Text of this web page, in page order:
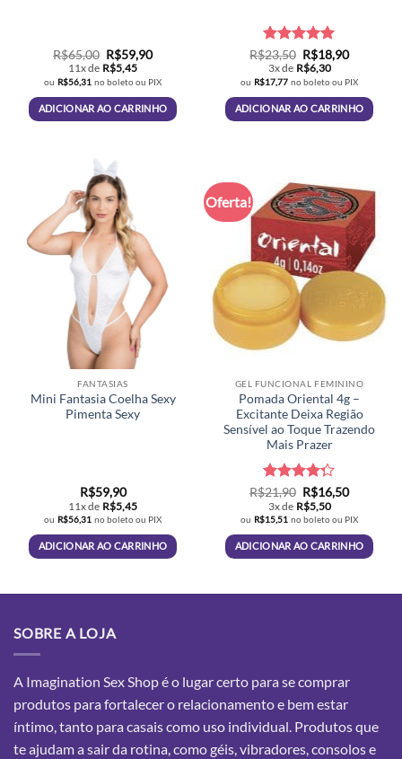
R$65,00 O
preço
original
era:
R$65,00.
R$59,90O
atual
é:
R$59,90.
11x de R$5,45
ou R$56,31 no boleto ou PIX
ADICIONAR AO CARRINHO
Avaliação5
de 5
R$23,50 O
preço
original
era:
R$23,50.
R$18,90O
atual
é:
R$18,90.
3x de R$6,30
ou R$17,77 no boleto ou PIX
ADICIONAR AO CARRINHO
FANTASIAS
Mini Fantasia Coelha Sexy
Pimenta Sexy
R$59,90
11x de R$5,45
ou R$56,31 no boleto ou PIX
ADICIONAR AO CARRINHO
Oferta!
GEL FUNCIONAL FEMININO
Pomada Oriental 4g –
Excitante Deixa Região
Sensível ao Toque Trazendo
Mais Prazer
Avaliação
4.26de 5
R$21,90 O
preço
original
era:
R$21,90.
R$16,50O
atual
é:
R$16,50.
3x de R$5,50
ou R$15,51 no boleto ou PIX
ADICIONAR AO CARRINHO
SOBRE A LOJA
A Imagination Sex Shop é o lugar certo para se comprar
produtos para fortalecer o relacionamento e bem estar
íntimo, tanto para casais como uso individual. Produtos que
te ajudam a sair da rotina, como géis, vibradores, consolos e